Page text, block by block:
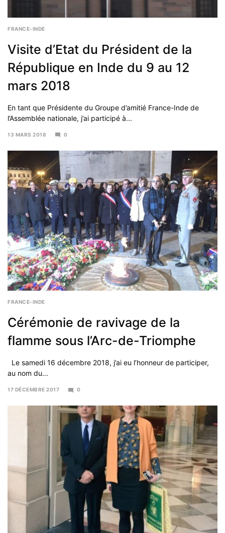
FRANCE-INDE
Visite d’Etat du Président de la
République en Inde du 9 au 12
mars 2018
En tant que Présidente du Groupe d’amitié France-Inde de
l’Assemblée nationale, j’ai participé à...
13 MARS 2018
2018
0
FRANCE-INDE
Cérémonie de ravivage de la
flamme sous l’Arc-de-Triomphe
Le samedi 16 décembre 2018, j’ai eu l’honneur de participer,
au nom du...
17 DÉCEMBRE 2017
0